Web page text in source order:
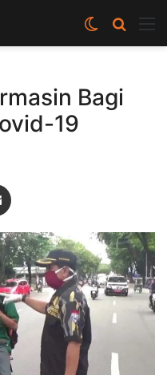
Cari
berita
Switch
skin
Bagi
19